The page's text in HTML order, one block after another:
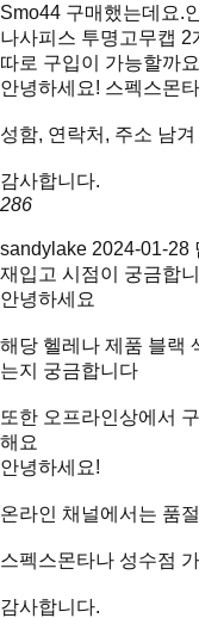
Smo44 구매했는데요.
나사피스 투명고무캡
따로 구입이 가능할까
안녕하세요! 스펙스몬
성함, 연락처, 주소 남
감사합니다.
286
sandylake 2024-01-28
재입고 시점이 궁금합
안녕하세요
해당 헬레나 제품 블랙
는지 궁금합니다
또한 오프라인상에서
해요
안녕하세요!
온라인 채널에서는 품
스펙스몬타나 성수점
감사합니다.